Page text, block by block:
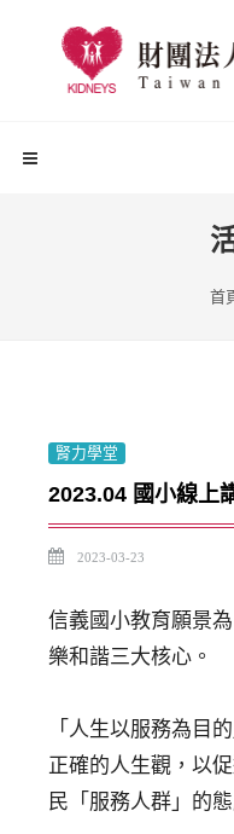
首
腎力學堂
2023.04 國小線上
2023-03-23
信義國小教育願景
樂和諧三大核心。
「人生以服務為目
正確的人生觀，以
民「服務人群」的